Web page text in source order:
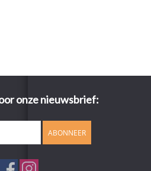
onze nieuwsbrief:
ABONNEER